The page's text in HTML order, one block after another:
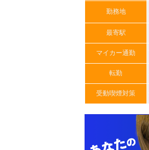
勤務地
最寄駅
マイカー通勤
転勤
受動喫煙対策